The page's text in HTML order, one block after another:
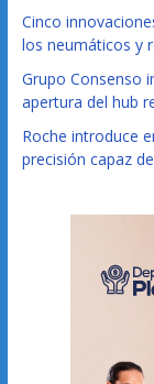
Cinco
los neumáticos y
Grupo Consenso
apertura del hub
Roche introduce
precisión capaz